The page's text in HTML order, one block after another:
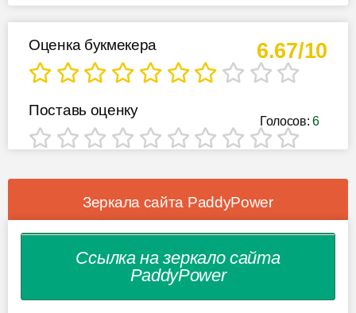
6.67/10
Оценка букмекера
Голосов:6
Поставь оценку
Зеркала сайта PaddyPower
Ссылка на зеркало сайта
PaddyPower